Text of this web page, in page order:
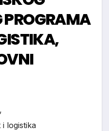
,
logistika